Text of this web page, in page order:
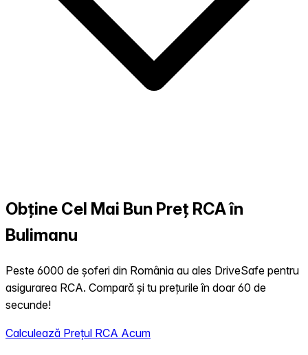
Obține Cel Mai Bun Preț RCA în
Bulimanu
Peste 6000 de șoferi din România au ales DriveSafe pentru
asigurarea RCA. Compară și tu prețurile în doar 60 de
secunde!
Calculează Prețul RCA Acum